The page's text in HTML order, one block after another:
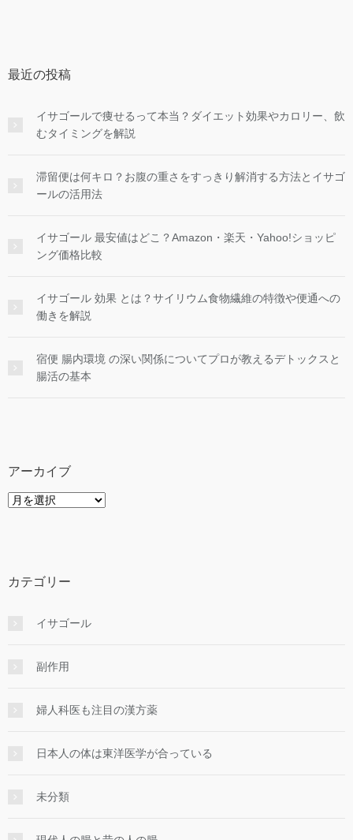
最近の投稿
イサゴールで痩せるって本当？ダイエット効果やカロリー、飲
むタイミングを解説
滞留便は何キロ？お腹の重さをすっきり解消する方法とイサゴ
ールの活用法
イサゴール 最安値はどこ？Amazon・楽天・Yahoo!ショッピ
ング価格比較
イサゴール 効果 とは？サイリウム食物繊維の特徴や便通への
働きを解説
宿便 腸内環境 の深い関係についてプロが教えるデトックスと
腸活の基本
アーカイブ
ア
カテゴリー
イサゴール
副作用
婦人科医も注目の漢方薬
日本人の体は東洋医学が合っている
未分類